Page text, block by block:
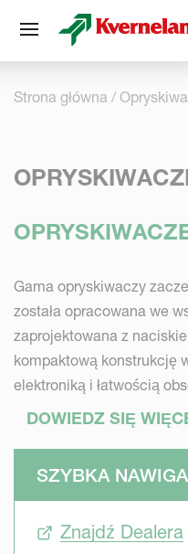
Strona główna
Gama opryskiwaczy
została opracowana we
zaprojektowana z
kompaktową konstrukcję
elektroniką i łatwością
budowie, różnym
opryski dziś i w
DOWIEDZ SIĘ
SZYBKA
Znajdź Dealera
Panel zarządzania plikami